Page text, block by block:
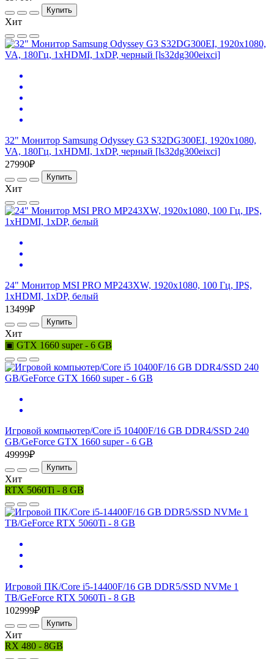
Купить
Хит
32" Монитор Samsung Odyssey G3 S32DG300EI, 1920x1080,
VA, 180Гц, 1хHDMI, 1хDP, черный [ls32dg300eixci]
27990₽
Купить
Хит
24" Монитор MSI PRO MP243XW, 1920x1080, 100 Гц, IPS,
1хHDMI, 1хDP, белый
13499₽
Купить
Хит
▣ GTX 1660 super - 6 GB
Игровой компьютер/Core i5 10400F/16 GB DDR4/SSD 240
GB/GeForce GTX 1660 super - 6 GB
49999₽
Купить
Хит
RTX 5060Ti - 8 GB
Игровой ПK/Core i5-14400F/16 GB DDR5/SSD NVMe 1
TB/GeForce RTX 5060Ti - 8 GB
102999₽
Купить
Хит
RX 480 - 8GB